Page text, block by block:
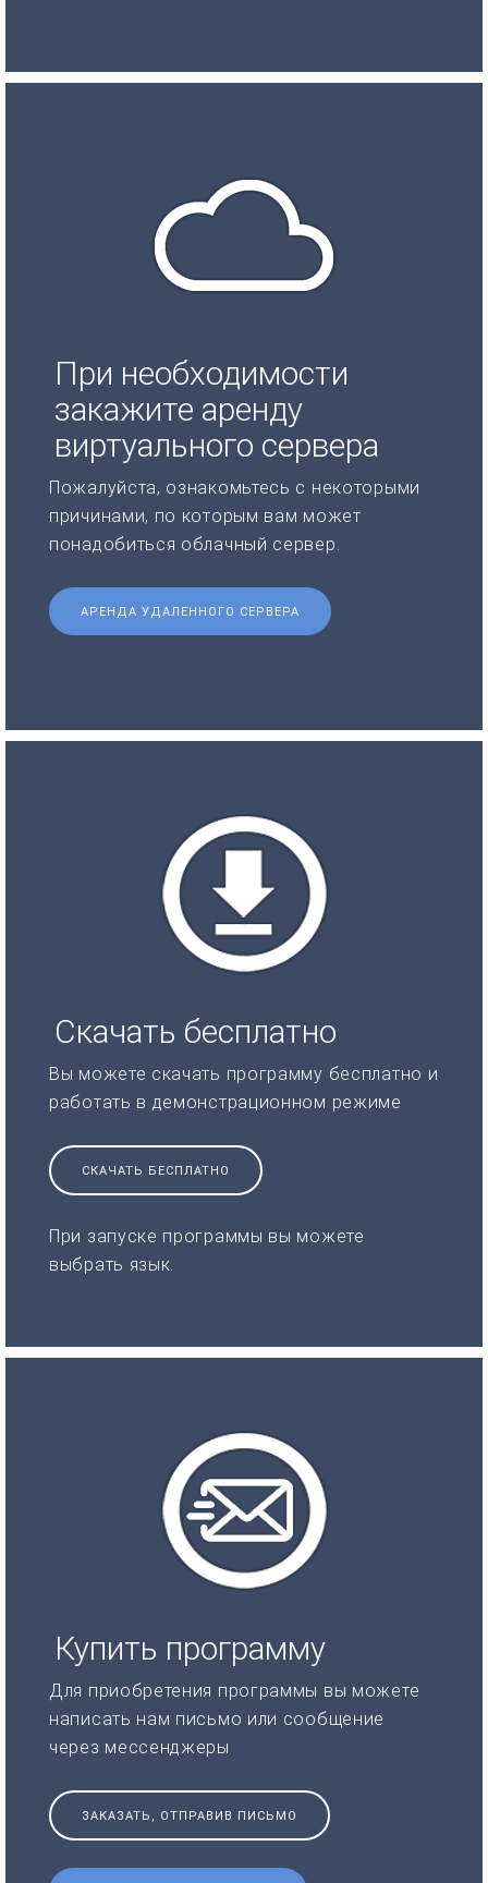
При необходимости
закажите аренду
виртуального сервера
Пожалуйста, ознакомьтесь с некоторыми
причинами, по которым вам может
понадобиться облачный сервер.
АРЕНДА УДАЛЕННОГО СЕРВЕРА
Скачать бесплатно
Вы можете скачать программу бесплатно и
работать в демонстрационном режиме
СКАЧАТЬ БЕСПЛАТНО
При запуске программы вы можете
выбрать язык.
Купить программу
Для приобретения программы вы можете
написать нам письмо или сообщение
через мессенджеры
ЗАКАЗАТЬ, ОТПРАВИВ ПИСЬМО